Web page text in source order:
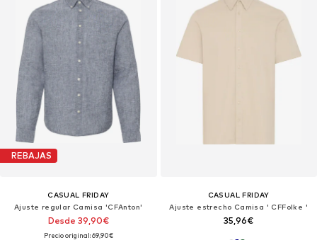
REBAJAS
CASUAL FRIDAY
Ajuste regular Camisa 'CFAnton'
Desde 39,90€
Precio original: 69,90€
CASUAL FRIDAY
Ajuste estrecho Camisa ' CFFolke '
35,96€